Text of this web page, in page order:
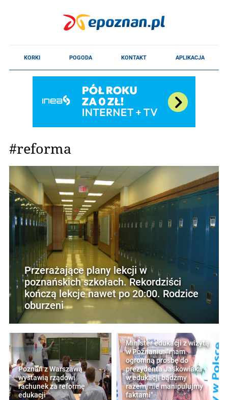
#reforma
Przerażające plany lekcji w
poznańskich szkołach. Rekordziści
kończą lekcje nawet po 20:00. Rodzice
oburzeni
Poznań z Warszawą
wystawią rządowi
rachunek za reformę
edukacji
Minister edukacji z wizytą
w Poznaniu: "mam
ogromną prośbę do
prezydenta Jaśkowiaka -
w edukacji bądźmy
razem, nie manipulujmy
faktami"